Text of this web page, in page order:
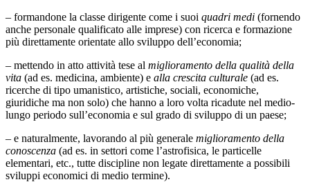
– formandone la classe dirigente come i suoi quadri medi (fornendo
anche personale qualificato alle imprese) con ricerca e formazione
più direttamente orientate allo sviluppo dell’economia;
– mettendo in atto attività tese al miglioramento della qualità della
vita (ad es. medicina, ambiente) e alla crescita culturale (ad es.
ricerche di tipo umanistico, artistiche, sociali, economiche,
giuridiche ma non solo) che hanno a loro volta ricadute nel medio-
lungo periodo sull’economia e sul grado di sviluppo di un paese;
– e naturalmente, lavorando al più generale miglioramento della
conoscenza (ad es. in settori come l’astrofisica, le particelle
elementari, etc., tutte discipline non legate direttamente a possibili
sviluppi economici di medio termine).